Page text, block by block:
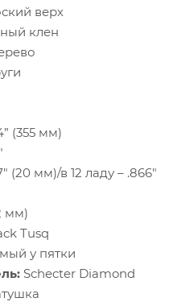
верх
клен
(355 мм)
(20 мм)/в 12 ладу – .866"
мм)
Tusq
у пятки
Schecter Diamond